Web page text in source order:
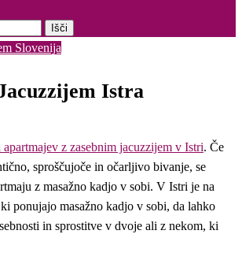
Slovenija
Istra
z zasebnim jacuzzijem v Istri. Če
sproščujoče in očarljivo bivanje, se
z masažno kadjo v sobi. V Istri je na
ponujajo masažno kadjo v sobi, da lahko
in sprostitve v dvoje ali z nekom, ki